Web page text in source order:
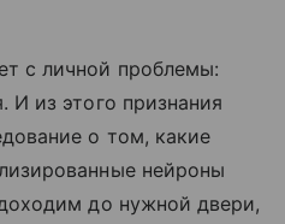
с личной проблемы:
И из этого признания
о том, какие
нейроны
до нужной двери,